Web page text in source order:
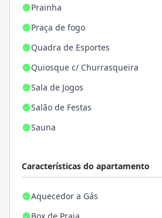
Prainha
Praça de fogo
Quadra de Esportes
Quiosque c/ Churrasqueira
Sala de Jogos
Salão de Festas
Sauna
Características do apartamento
Aquecedor a Gás